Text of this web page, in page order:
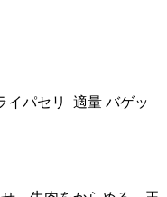
イパセリ 適量 バゲッ